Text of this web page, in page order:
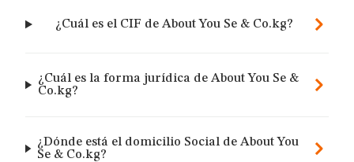
¿Cuál es el CIF de About You Se & Co.kg?
¿Cuál es la forma jurídica de About You Se &
Co.kg?
¿Dónde está el domicilio Social de About You
Se & Co.kg?